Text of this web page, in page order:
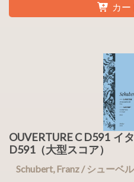
カー
OUVERTURE C D591
D591（大型スコア）
Schubert, Franz / シューベ